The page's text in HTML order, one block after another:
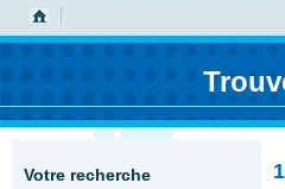
Votre recherche 1